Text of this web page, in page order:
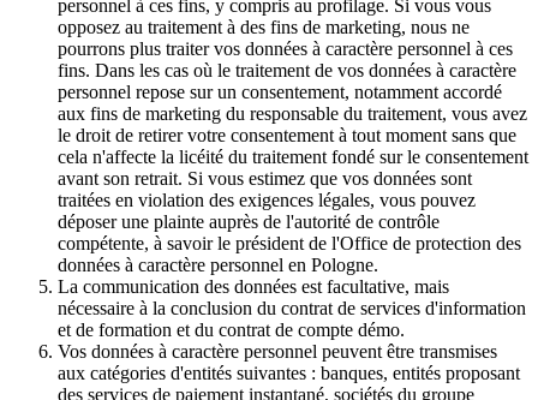
personnel à ces fins, y compris au profilage. Si vous vous
opposez au traitement à des fins de marketing, nous ne
pourrons plus traiter vos données à caractère personnel à ces
fins. Dans les cas où le traitement de vos données à caractère
personnel repose sur un consentement, notamment accordé
aux fins de marketing du responsable du traitement, vous avez
le droit de retirer votre consentement à tout moment sans que
cela n'affecte la licéité du traitement fondé sur le consentement
avant son retrait. Si vous estimez que vos données sont
traitées en violation des exigences légales, vous pouvez
déposer une plainte auprès de l'autorité de contrôle
compétente, à savoir le président de l'Office de protection des
données à caractère personnel en Pologne.
La communication des données est facultative, mais
nécessaire à la conclusion du contrat de services d'information
et de formation et du contrat de compte démo.
Vos données à caractère personnel peuvent être transmises
aux catégories d'entités suivantes : banques, entités proposant
des services de paiement instantané, sociétés du groupe